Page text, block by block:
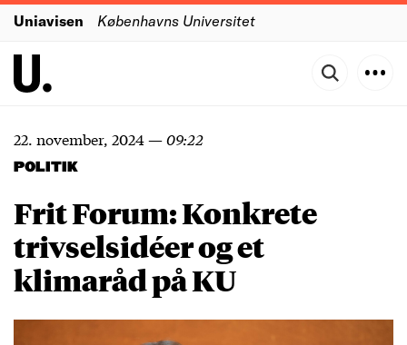
Uniavisen Københavns Universitet
22. november, 2024—09:22
POLITIK
Frit Forum: Konkrete
trivselsidéer og et
klimaråd på KU